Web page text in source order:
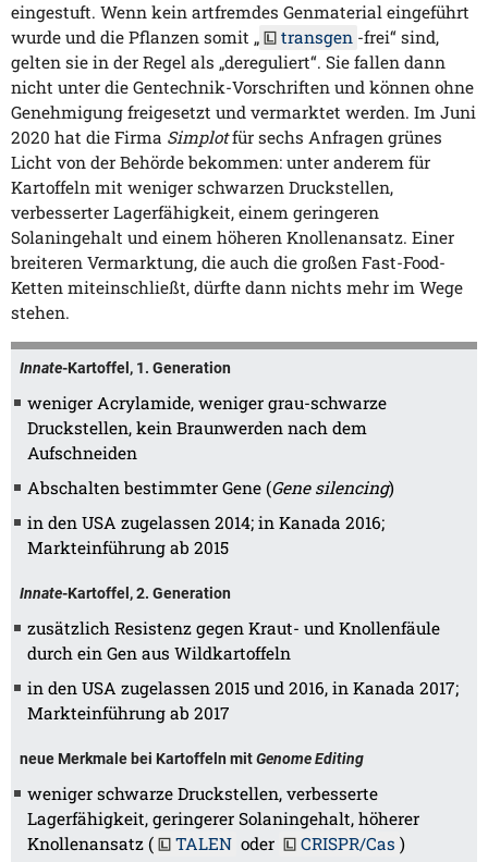
eingestuft. Wenn kein artfremdes Genmaterial eingeführt
wurde und die Pflanzen somit „
transgen -frei“ sind,
gelten sie in der Regel als „dereguliert“. Sie fallen dann
nicht unter die Gentechnik-Vorschriften und können ohne
Genehmigung freigesetzt und vermarktet werden. Im Juni
2020 hat die Firma Simplotfür sechs Anfragen grünes
Licht von der Behörde bekommen: unter anderem für
Kartoffeln mit weniger schwarzen Druckstellen,
verbesserter Lagerfähigkeit, einem geringeren
Solaningehalt und einem höheren Knollenansatz. Einer
breiteren Vermarktung, die auch die großen Fast-Food-
Ketten miteinschließt, dürfte dann nichts mehr im Wege
stehen.
Innate-Kartoffel, 1. Generation
weniger Acrylamide, weniger grau-schwarze
Druckstellen, kein Braunwerden nach dem
Aufschneiden
Abschalten bestimmter Gene (Gene silencing)
in den USA zugelassen 2014; in Kanada 2016;
Markteinführung ab 2015
Innate-Kartoffel, 2. Generation
zusätzlich Resistenz gegen Kraut- und Knollenfäule
durch ein Gen aus Wildkartoffeln
in den USA zugelassen 2015 und 2016, in Kanada 2017;
Markteinführung ab 2017
neue Merkmale bei Kartoffeln mitGenome Editing
weniger schwarze Druckstellen, verbesserte
Lagerfähigkeit, geringerer Solaningehalt, höherer
Knollenansatz (
TALEN oder CRISPR/Cas )